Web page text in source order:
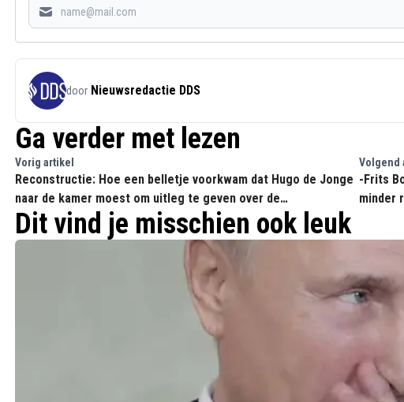
door Nieuwsredactie DDS
Ga verder met lezen
Vorig artikel
Reconstructie: Hoe een belletje voorkwam dat Hugo de Jonge
naar de kamer moest om uitleg te geven over de
mondkapjesdeal
Volgend
-Frits
minder
Dit vind je misschien ook leuk